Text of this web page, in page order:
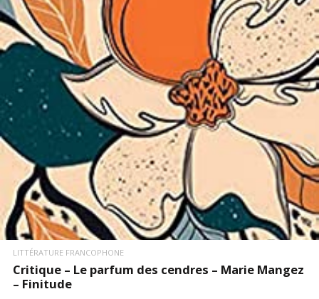
LIRE LA SUITE
LITTÉRATURE FRANCOPHONE
Critique – Le parfum des cendres – Marie Mangez
– Finitude